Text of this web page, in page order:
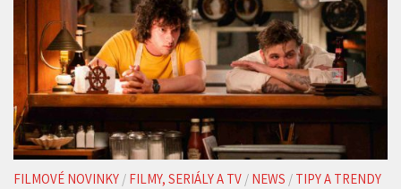
FILMOVÉ NOVINKY / FILMY, SERIÁLY A TV / NEWS / TIPY A TRENDY